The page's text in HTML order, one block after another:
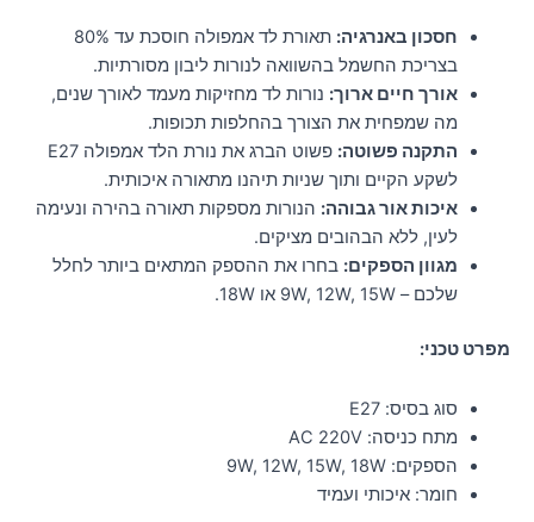
חסכון באנרגיה:
תאורת לד אמפולה חוסכת עד 80%
בצריכת החשמל בהשוואה לנורות ליבון מסורתיות.
אורך חיים ארוך: נורות לד מחזיקות מעמד לאורך שנים,
מה שמפחית את הצורך בהחלפות תכופות.
התקנה פשוטה:
פשוט הברג את נורת הלד אמפולה E27
לשקע הקיים ותוך שניות תיהנו מתאורה איכותית.
איכות אור גבוהה: הנורות מספקות תאורה בהירה ונעימה
לעין, ללא הבהובים מציקים.
מגוון הספקים: בחרו את ההספק המתאים ביותר לחלל
שלכם – 9W, 12W, 15W או 18W.
מפרט טכני:
סוג בסיס: E27
מתח כניסה: AC 220V
הספקים: 9W, 12W, 15W, 18W
חומר: איכותי ועמיד